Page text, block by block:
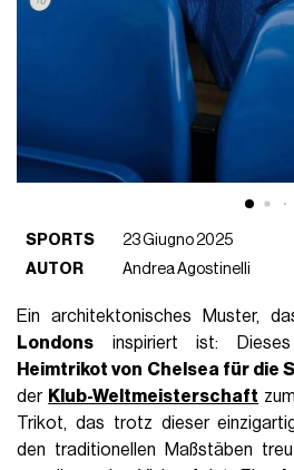
SPORTS
23 Giugno 2025
AUTOR
Andrea Agostinelli
Ein architektonisches Muster,
Londons inspiriert ist:
Heimtrikot von Chelsea für die
der Klub-Weltmeisterschaft
Trikot, das trotz dieser
den traditionellen Maßstäben